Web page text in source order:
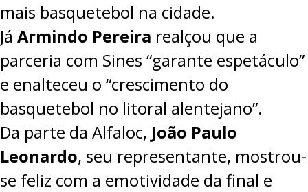
mais basquetebol na cidade.
Já Armindo Pereira realçou que a
parceria com Sines “garante espetáculo”
e enalteceu o “crescimento do
basquetebol no litoral alentejano”.
Da parte da Alfaloc, João Paulo
Leonardo, seu representante, mostrou-
se feliz com a emotividade da final e